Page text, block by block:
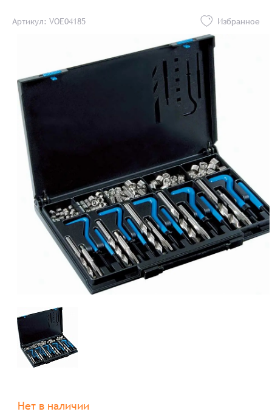
Артикул: VOE04185 Избранное
Нет в наличии